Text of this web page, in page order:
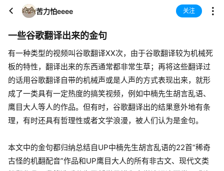
苦力怕eeee 关注
一些谷歌翻译出来的金句
有一种类型的视频叫谷歌翻译XX次，由于谷歌翻译较为机械死
板的特性，翻译出来的东西通常都非常生草；再将这些翻译过
的话用谷歌翻译自带的机械声或是人声的方式表现出来，就形
成了一类具有一定热度的搞笑视频，例如中楠先生胡言乱语、
鹰目大人等人的作品。但有时，谷歌翻译出的结果意外地有条
理，有时还具有哲理性或者文学浪漫，被人们认为是金句。
本文中的金句都归纳总结自UP中楠先生胡言乱语的22首“稀奇
古怪的机翻配音”作品和UP鹰目大人的所有非古文、现代文类